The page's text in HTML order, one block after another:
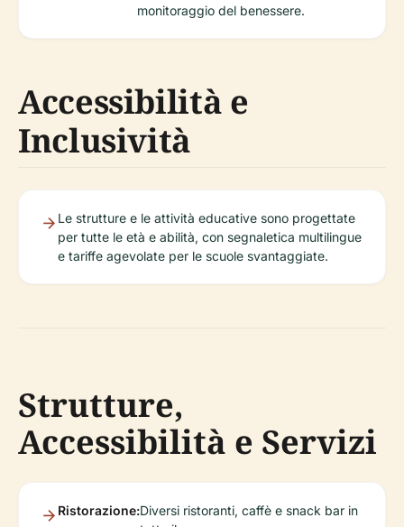
monitoraggio del benessere.
Accessibilità e
Inclusività
Le strutture e le attività educative sono progettate
per tutte le età e abilità, con segnaletica multilingue
e tariffe agevolate per le scuole svantaggiate.
Strutture,
Accessibilità e Servizi
Ristorazione:Diversi ristoranti, caffè e snack bar in